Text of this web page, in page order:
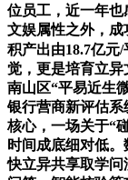
位员工，近一年也
文娱属性之外，
积产出由18.7亿元
觉，更是培育立
南山区“平易近生
银行营商新评估
核心，一场关于“
时间成底细对低
快立异共享取学